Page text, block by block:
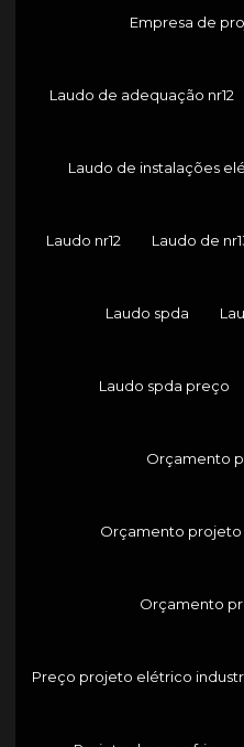
Empresa de
Laudo de adequação nr12
Laudo de instalações
Laudo nr12 Laudo de
Laudo spda
Laudo spda preço
Orçamento
Orçamento projeto
Orçamento
Preço projeto elétrico